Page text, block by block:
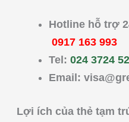
Hotline hỗ trợ
0917 163 993
Tel: 024 3724
Email:
Lợi ích của thẻ tạm